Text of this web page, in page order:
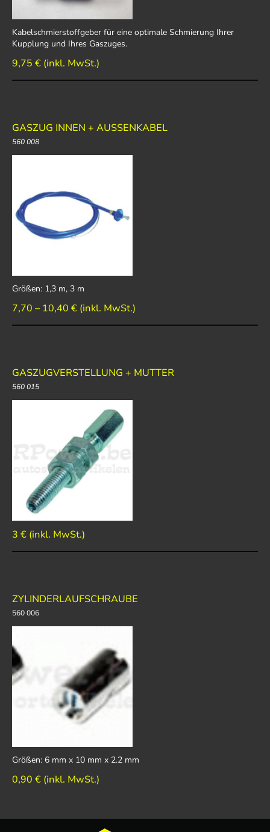
Kabelschmierstoffgeber für eine optimale Schmierung Ihrer
Kupplung und Ihres Gaszuges.
9,75 € (inkl. MwSt.)
GASZUG INNEN + AUSSENKABEL
560 008
Größen: 1,3 m, 3 m
7,70 – 10,40 € (inkl. MwSt.)
GASZUGVERSTELLUNG + MUTTER
560 015
3 € (inkl. MwSt.)
ZYLINDERLAUFSCHRAUBE
560 006
Größen: 6 mm x 10 mm x 2.2 mm
0,90 € (inkl. MwSt.)